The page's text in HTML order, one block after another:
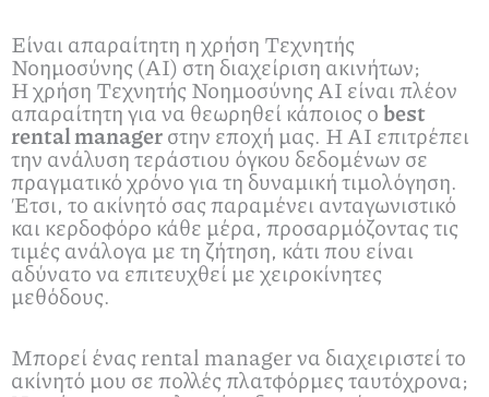
Είναι απαραίτητη η χρήση Τεχνητής
Νοημοσύνης (AI) στη διαχείριση ακινήτων;
Η χρήση Τεχνητής Νοημοσύνης AI είναι πλέον
απαραίτητη για να θεωρηθεί κάποιος ο best
rental managerστην εποχή μας. Η AI επιτρέπει
την ανάλυση τεράστιου όγκου δεδομένων σε
πραγματικό χρόνο για τη δυναμική τιμολόγηση.
Έτσι, το ακίνητό σας παραμένει ανταγωνιστικό
και κερδοφόρο κάθε μέρα, προσαρμόζοντας τις
τιμές ανάλογα με τη ζήτηση, κάτι που είναι
αδύνατο να επιτευχθεί με χειροκίνητες
μεθόδους.
Μπορεί ένας rental manager να διαχειριστεί το
ακίνητό μου σε πολλές πλατφόρμες ταυτόχρονα;